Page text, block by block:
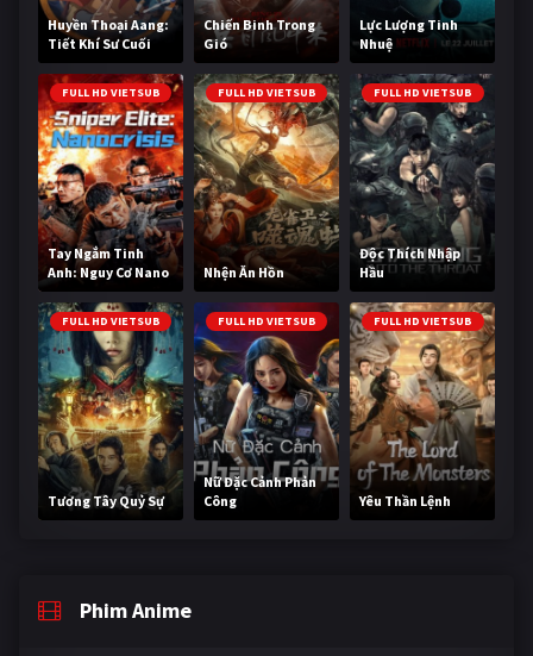
Huyền Thoại Aang:
Tiết Khí Sư Cuối
Cùng
Chiến Binh Trong
Gió
Lực Lượng Tinh
Nhuệ
FULL HD VIETSUB
Tay Ngắm Tinh
Anh: Nguy Cơ Nano
FULL HD VIETSUB
Nhện Ăn Hồn
FULL HD VIETSUB
Độc Thích Nhập
Hầu
FULL HD VIETSUB
Tương Tây Quỷ Sự
FULL HD VIETSUB
Nữ Đặc Cảnh Phản
Công
FULL HD VIETSUB
Yêu Thần Lệnh
Phim Anime